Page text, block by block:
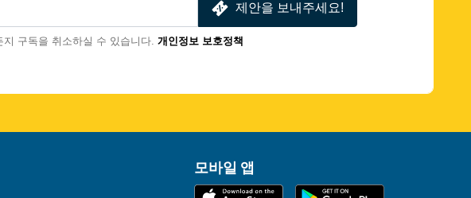
제안을 보내주세요!
구독을 취소하실 수 있습니다. 개인정보 보호정책
모바일 앱